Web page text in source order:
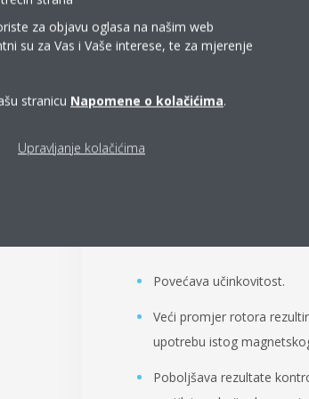
ključne
DC motor
Povećava učinkovitost.
Veći promjer rotora
upotrebu istog
Poboljšava rezultate
za objavu oglasa na našim web
su za Vas i Vaše interese, te za mjerenje
stranicu Napomene o kolačićima.
Upravljanje kolačićima